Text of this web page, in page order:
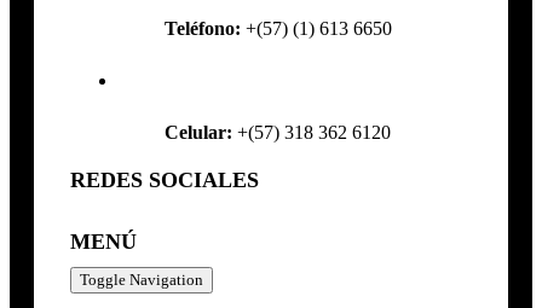
Teléfono: +(57) (1) 613 6650
Celular: +(57) 318 362 6120
REDES SOCIALES
MENÚ
Toggle Navigation